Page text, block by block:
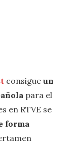
consigue un
para el
en RTVE se
forma